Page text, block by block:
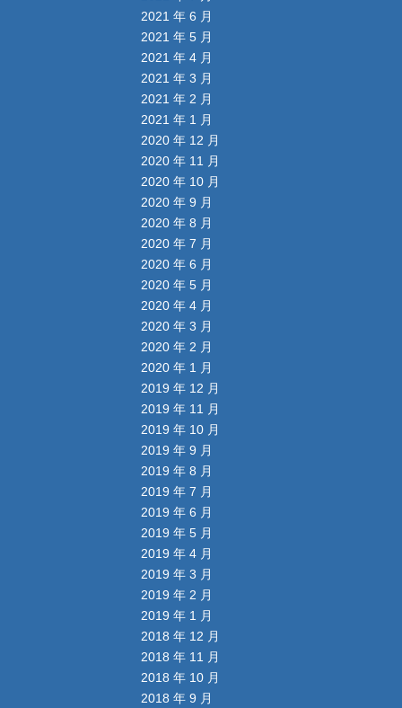
2021 年 6 月
2021 年 5 月
2021 年 4 月
2021 年 3 月
2021 年 2 月
2021 年 1 月
2020 年 12 月
2020 年 11 月
2020 年 10 月
2020 年 9 月
2020 年 8 月
2020 年 7 月
2020 年 6 月
2020 年 5 月
2020 年 4 月
2020 年 3 月
2020 年 2 月
2020 年 1 月
2019 年 12 月
2019 年 11 月
2019 年 10 月
2019 年 9 月
2019 年 8 月
2019 年 7 月
2019 年 6 月
2019 年 5 月
2019 年 4 月
2019 年 3 月
2019 年 2 月
2019 年 1 月
2018 年 12 月
2018 年 11 月
2018 年 10 月
2018 年 9 月